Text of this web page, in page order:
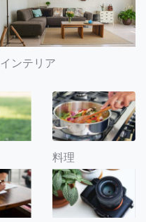
インテリア
料理